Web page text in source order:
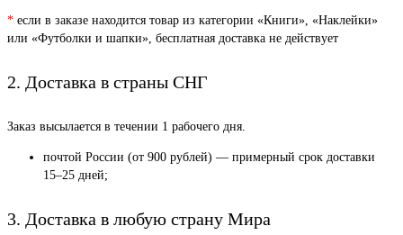
* если в заказе находится товар из категории «Книги», «Наклейки»
или «Футболки и шапки», бесплатная доставка не действует
2. Доставка в страны СНГ
Заказ высылается в течении 1 рабочего дня.
почтой России (от 900 рублей) — примерный срок доставки
15–25 дней;
3. Доставка в любую страну Мира